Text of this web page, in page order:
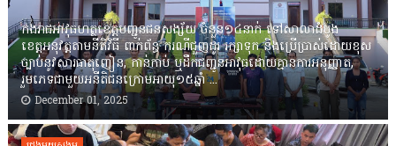
កងរាជឣាវុធហត្ថខេត្តបញ្ជូនជនសង្ស័យ ចំនួន១៤នាក់ ទៅសាលាដំបូង
ខេត្តឣនុវត្តតាមនីតិវិធី ពាក់ព័ន្ធ ករណីជួញដូរ រក្សាទុក និងប្រើប្រាស់ដោយខុស
ច្បាប់នូវសារធាតុញៀន, កាន់កាប់ ឬដឹកជញ្ជូនអាវុធដោយគ្មានការអនុញ្ញាត,
រួមភេទជាមួយអនីតិជនក្រោមអាយុ១៥ឆ្នាំ ...
December 01, 2025